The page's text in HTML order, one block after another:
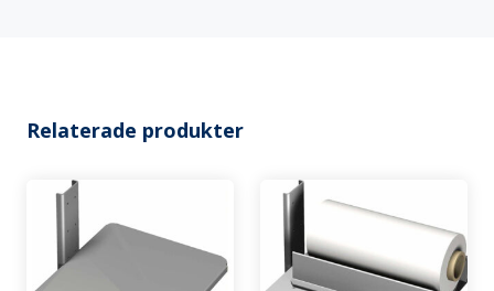
Relaterade produkter